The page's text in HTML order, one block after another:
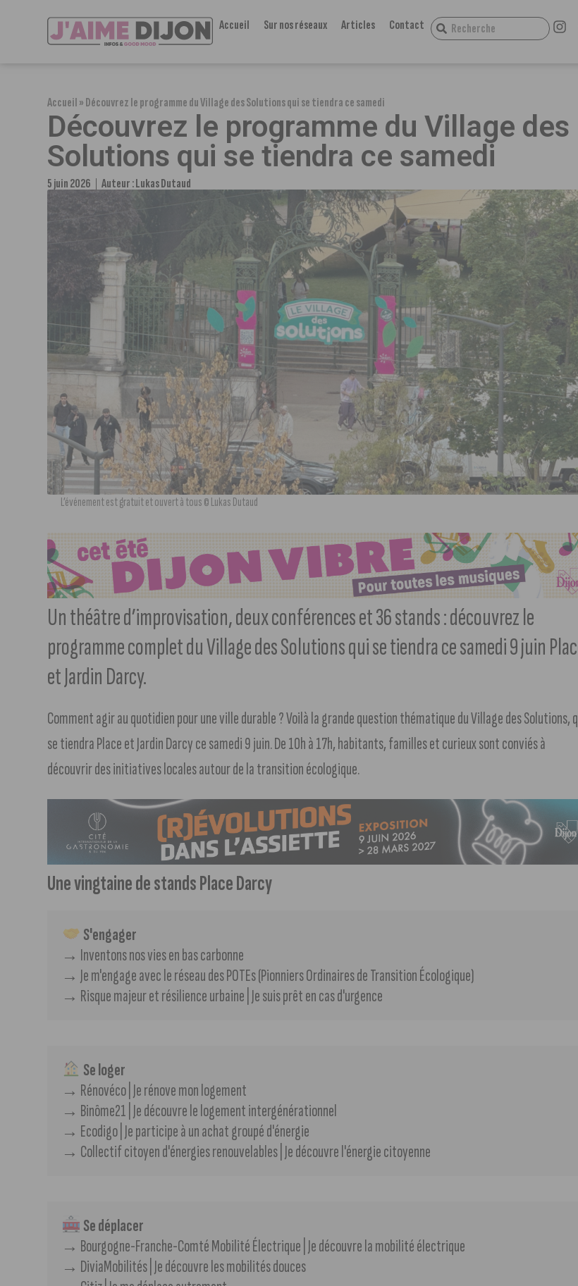
Accueil Sur nos réseaux Articles Contact
Accueil»Découvrez le programme du Village des Solutions qui se tiendra ce samedi
Découvrez le programme du Village des
Solutions qui se tiendra ce samedi
5 juin 2026 Auteur :Lukas Dutaud
L’événement est gratuit et ouvert à tous © Lukas Dutaud
Un théâtre d’improvisation, deux conférences et 36 stands : découvrez le
programme complet du Village des Solutions qui se tiendra ce samedi 9 juin
et Jardin Darcy.
Comment agir au quotidien pour une ville durable ? Voilà la grande question thématique du Village des Solutions,
se tiendra Place et Jardin Darcy ce samedi 9 juin. De 10h à 17h, habitants, familles et curieux sont conviés à
découvrir des initiatives locales autour de la transition écologique.
Une vingtaine de stands Place Darcy
S'engager
→​​​ Inventons nos vies en bas carbonne
→​ Je m'engage avec le réseau des POTEs (Pionniers Ordinaires de Transition Écologique)
→​ Risque majeur et résilience urbaine | Je suis prêt en cas d'urgence
Se loger
→ Rénovéco | Je rénove mon logement
→​​ Binôme21 | Je découvre le logement intergénérationnel
→​ Ecodigo | Je participe à un achat groupé d'énergie
→​ Collectif citoyen d'énergies renouvelables | Je découvre l'énergie citoyenne
Se déplacer
→​ Bourgogne-Franche-Comté Mobilité Électrique | Je découvre la mobilité électrique
→​​​ DiviaMobilités | Je découvre les mobilités douces